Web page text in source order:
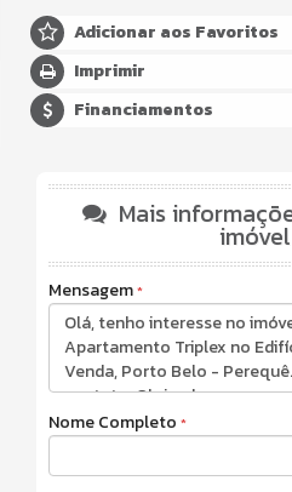
Adicionar aos Favoritos
Imprimir
Financiamentos
Mais
imóvel
Mensagem
Nome Completo